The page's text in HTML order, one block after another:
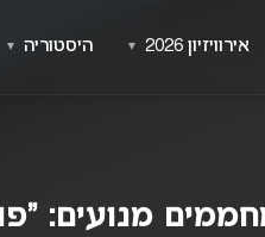
מנועים:
אירוויזיון 2026 ▼ היסטוריה ▼